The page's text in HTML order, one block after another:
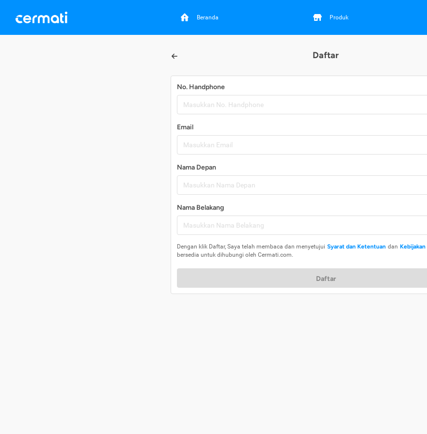
Beranda Produk
Daftar
No. Handphone
Email
Nama Depan
Nama Belakang
Dengan klik Daftar, Saya telah membaca dan menyetujui Syarat dan Ketentuan dan
bersedia untuk dihubungi oleh Cermati.com.
Daftar